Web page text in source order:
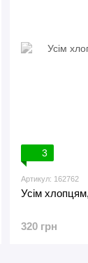
3
Артикул: 162762
Усім
320 грн